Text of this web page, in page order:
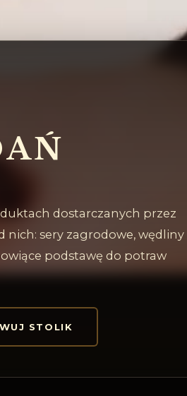
AŃ
dostarczanych przez
sery zagrodowe, wędliny
podstawę do potraw
STOLIK